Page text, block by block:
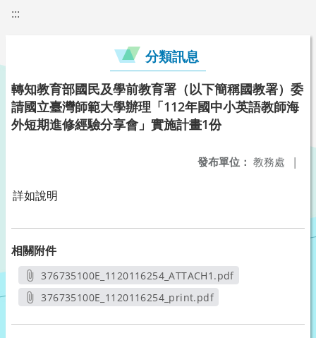
:::
分類訊息
轉知教育部國民及學前教育署（以下簡稱國教署）委
請國立臺灣師範大學辦理「112年國中小英語教師海
外短期進修經驗分享會」實施計畫1份
發布單位： 教務處 |
詳如說明
相關附件
376735100E_1120116254_ATTACH1.pdf
另開新視窗
376735100E_1120116254_print.pdf